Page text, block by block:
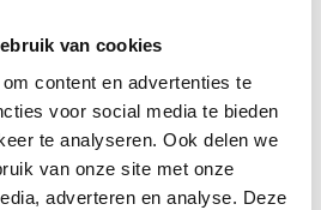
van cookies
content en advertenties te
voor social media te bieden
te analyseren. Ook delen we
van onze site met onze
adverteren en analyse. Deze
van Putten